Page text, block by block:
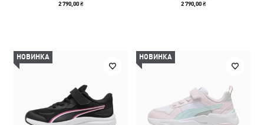
2 790,00 ₴ 2 790,00 ₴
НОВИНКА НОВИНКА